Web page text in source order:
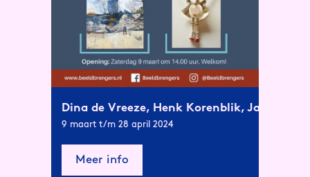
Dina de Vreeze, Henk Korenblik, Jannie
9 maart t/m 28 april 2024
Meer info